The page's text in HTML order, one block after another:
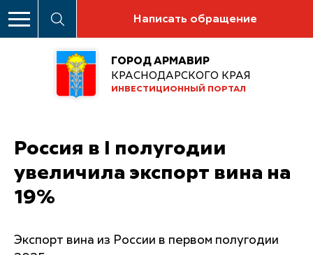
Написать обращение
ГОРОД АРМАВИР
КРАСНОДАРСКОГО КРАЯ
ИНВЕСТИЦИОННЫЙ ПОРТАЛ
Россия в I полугодии
увеличила экспорт вина на
19%
Экспорт вина из России в первом полугодии